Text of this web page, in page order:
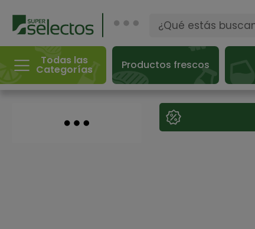
Todas las
Categorías Productos frescos